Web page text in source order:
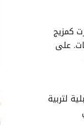
كمزيج
على
لتربية